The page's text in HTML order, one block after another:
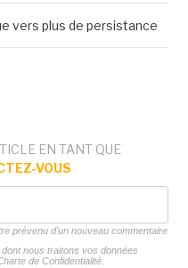
vers plus de persistance
EN TANT QUE
VOUS
prévenu d'un nouveau commentaire
nous traitons vos données
de Confidentialité.